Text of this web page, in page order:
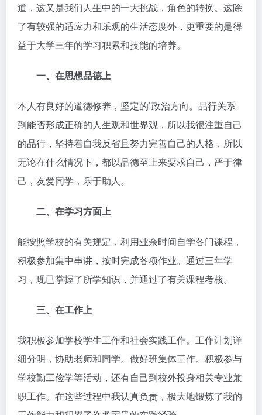
道，这又是我们人生中的一大挑战，角色的转换。这除
了有较强的适应力和乐观的生活态度外，更重要的是得
益于大学三年的学习积累和技能的培养。
一、在思想品德上
本人有良好的道德修养，坚定的`政治方向。品行关系
到能否形成正确的人生观和世界观，所以我很注重自己
的品行，坚持着自我反省且努力完善自己的人格，所以
无论在什么情况下，都以品德至上来要求自己，严于律
己，友爱同学，乐于助人。
二、在学习方面上
能按照学校的有关规定，利用业余时间自学各门课程，
积极参加集中串讲，按时完成各项作业。通过三年学
习，现已掌握了所学知识，并通过了有关课程考核。
三、在工作上
我积极参加学校学生工作和社会实践工作。工作计划详
细分明，协助老师和同学。做好班集体工作。积极参与
学校勤工俭学等活动，还有自己到校外投身相关专业兼
职工作。在这些过程中我认真负责，极大地锻炼了我的